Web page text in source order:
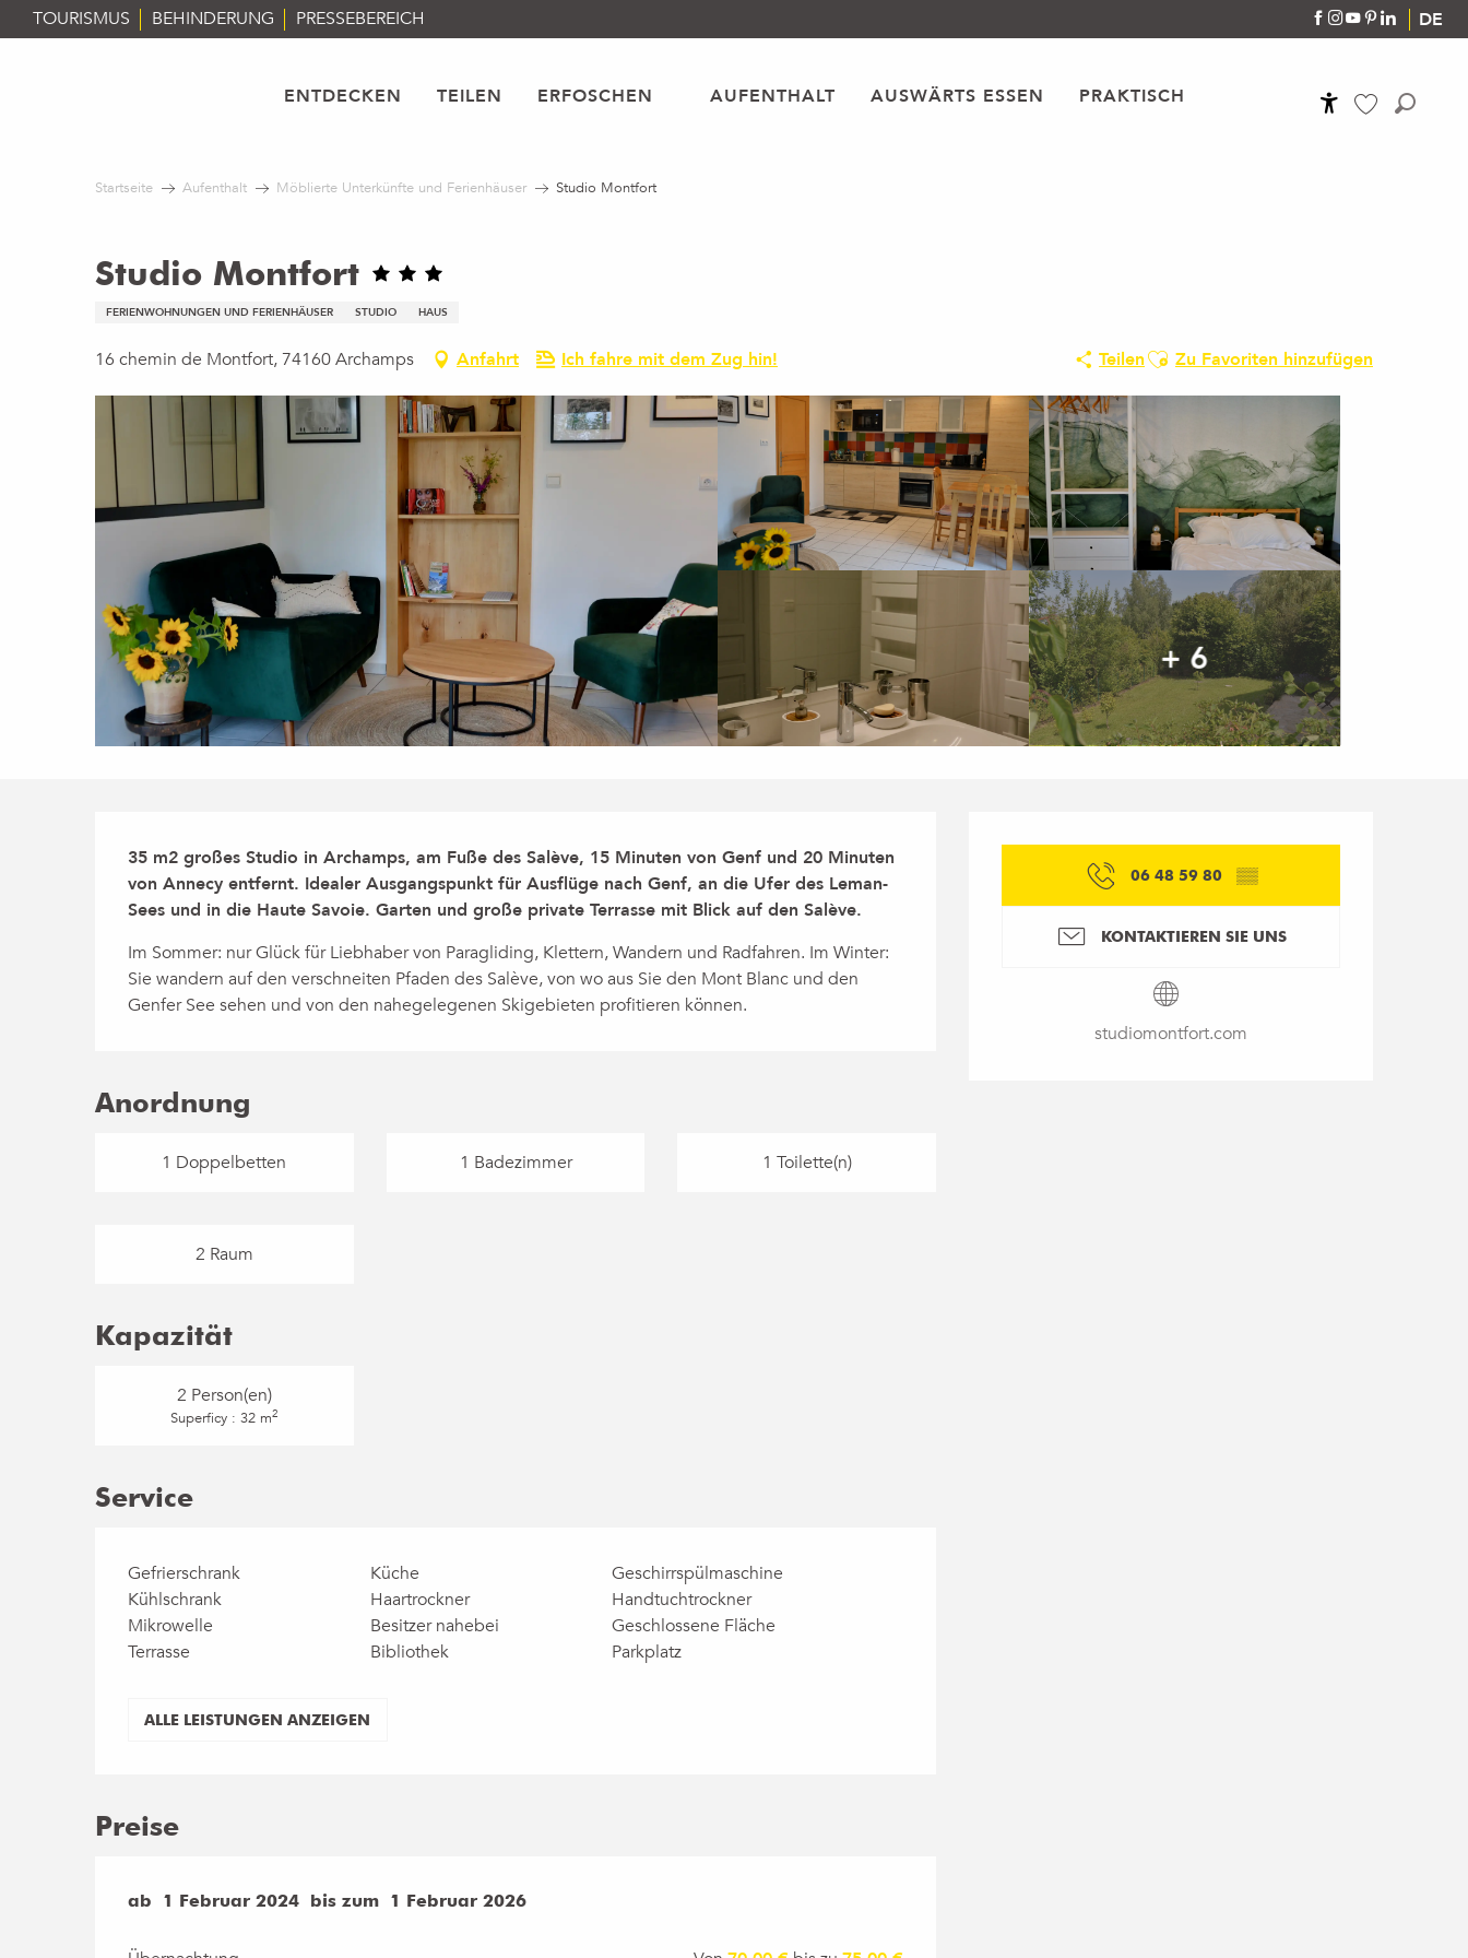
Aller
au
DE
TOURISMUS BEHINDERUNG PRESSEBEREICH
ENTDECKEN TEILEN ERFOSCHEN AUFENTHALT AUSWÄRTS ESSEN PRAKTISCH
Startseite Aufenthalt Möblierte Unterkünfte und Ferienhäuser Studio Montfort
Studio Montfort
FERIENWOHNUNGEN UND FERIENHÄUSER STUDIO HAUS
16 chemin de Montfort, 74160 Archamps Anfahrt Ich fahre mit dem Zug hin! TeilenAjouter aux favoris
Zu Favoriten hinzufügen
+ 6
Öffnungszeiten &
06 48 59 80 ▒▒
KONTAKTIEREN SIE UNS
studiomontfort.com
Beschreibung
35 m2 großes Studio in Archamps, am Fuße des Salève, 15 Minuten von Genf und 20 Minuten
von Annecy entfernt. Idealer Ausgangspunkt für Ausflüge nach Genf, an die Ufer des Leman-
Sees und in die Haute Savoie. Garten und große private Terrasse mit Blick auf den Salève.
Im Sommer: nur Glück für Liebhaber von Paragliding, Klettern, Wandern und Radfahren. Im Winter:
Sie wandern auf den verschneiten Pfaden des Salève, von wo aus Sie den Mont Blanc und den
Genfer See sehen und von den nahegelegenen Skigebieten profitieren können.
Anordnung
1 Doppelbetten 1 Badezimmer 1 Toilette(n)
2 Raum
Kapazität
2 Person(en)
Superficy : 32 m2
Service
Gefrierschrank Küche
Geschirrspülmaschine
Kühlschrank
Haartrockner
Handtuchtrockner
Mikrowelle
Besitzer nahebei
Geschlossene Fläche
Terrasse
Bibliothek Parkplatz
ALLE LEISTUNGEN ANZEIGEN
Preise
ab 1 Februar 2024 bis zum 1 Februar 2026
ab 1 Februar 2024 bis zum 1 Februar 2026